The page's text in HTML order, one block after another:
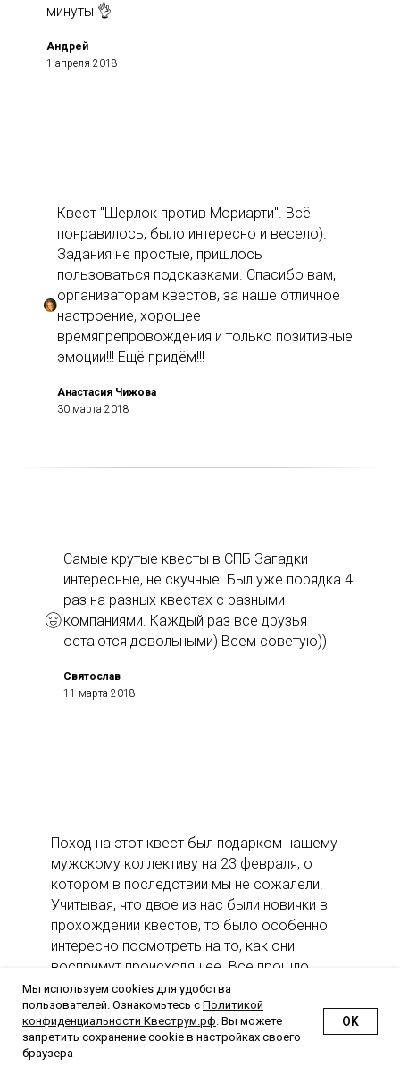
минуты 👌
Андрей
1 апреля 2018
Квест "Шерлок против Мориарти". Всё
понравилось, было интересно и весело).
Задания не простые, пришлось
пользоваться подсказками. Спасибо вам,
организаторам квестов, за наше отличное
настроение, хорошее
времяпрепровождения и только позитивные
эмоции!!! Ещё придём!!!
Анастасия Чижова
30 марта 2018
Самые крутые квесты в СПБ Загадки
интересные, не скучные. Был уже порядка 4
раз на разных квестах с разными
компаниями. Каждый раз все друзья
остаются довольными) Всем советую))
Святослав
11 марта 2018
Поход на этот квест был подарком нашему
мужскому коллективу на 23 февраля, о
котором в последствии мы не сожалели.
Учитывая, что двое из нас были новички в
прохождении квестов, то было особенно
интересно посмотреть на то, как они
воспримут происходящее. Все прошло
интересно и на одном дыхании - несколько
комнат для прохождения, довольно
интересный антураж и музыкальное
сопровождение (в соответствии с
Мы используем cookies для удобства
пользователей. Ознакомьтесь с Политикой
конфиденциальности Квеструм.рф. Вы можете
запретить сохранение cookie в настройках своего
браузера
OK